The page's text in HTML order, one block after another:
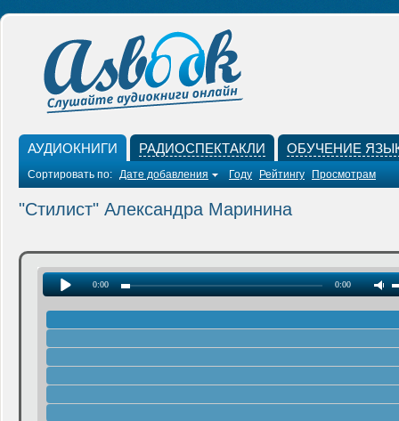
АУДИОКНИГИ РАДИОСПЕКТАКЛИ ОБУЧЕНИЕ
Сортировать по: Дате добавления Году Рейтингу Просмотрам
"Стилист" Александра Маринина
0:00 0:00